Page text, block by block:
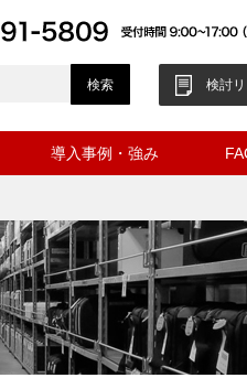
検討
導入事例・強み